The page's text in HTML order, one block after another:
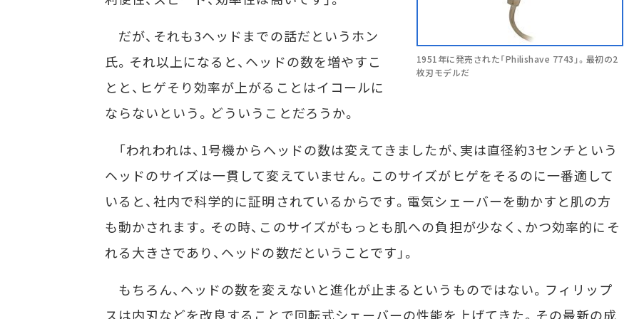
1951年に発売された「Philishave 7743」。最初の2
枚刃モデルだ
だが、それも3ヘッドまでの話だというホン
氏。それ以上になると、ヘッドの数を増やすこ
とと、ヒゲそり効率が上がることはイコールに
ならないという。どういうことだろうか。
「われわれは、1号機からヘッドの数は変えてきましたが、実は直径約3センチという
ヘッドのサイズは一貫して変えていません。このサイズがヒゲをそるのに一番適して
いると、社内で科学的に証明されているからです。電気シェーバーを動かすと肌の方
も動かされます。その時、このサイズがもっとも肌への負担が少なく、かつ効率的にそ
れる大きさであり、ヘッドの数だということです」。
もちろん、ヘッドの数を変えないと進化が止まるというものではない。フィリップ
スは内刃などを改良することで回転式シェーバーの性能を上げてきた。その最新の成